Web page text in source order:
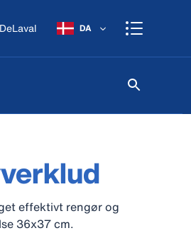
DA
effektivt rengør og
36x37 cm.